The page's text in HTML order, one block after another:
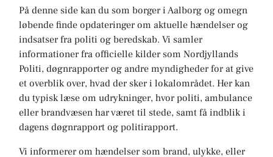
På denne side kan du som borger i Aalborg og omegn
løbende finde opdateringer om aktuelle hændelser og
indsatser fra politi og beredskab. Vi samler
informationer fra officielle kilder som Nordjyllands
Politi, døgnrapporter og andre myndigheder for at give
et overblik over, hvad der sker i lokalområdet. Her kan
du typisk læse om udrykninger, hvor politi, ambulance
eller brandvæsen har været til stede, samt få indblik i
dagens døgnrapport og politirapport.
Vi informerer om hændelser som brand, ulykke, eller